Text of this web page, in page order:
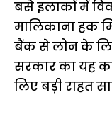
बसे इलाकों में
मालिकाना हक
बैंक से लोन के
सरकार का यह
लिए बड़ी राहत